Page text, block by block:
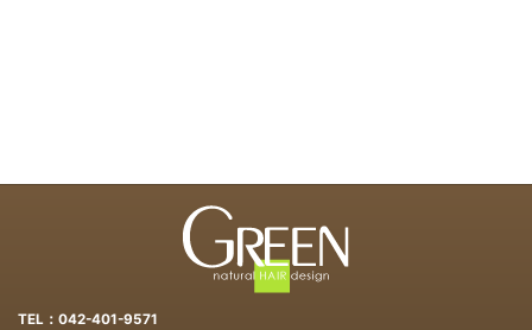
TEL：042-401-9571